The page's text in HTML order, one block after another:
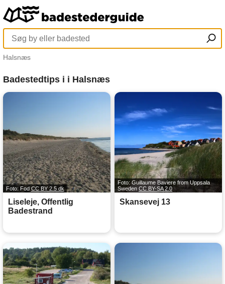
Halsnæs
Badestedtips i i Halsnæs
Foto: Fod CC BY 2.5 dk
Liseleje, Offentlig
Badestrand
Foto: Guillaume Baviere from Uppsala
Sweden CC BY-SA 2.0
Skansevej 13